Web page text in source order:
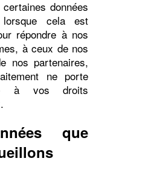
données
lorsque cela est
répondre à nos
à ceux de nos
nos partenaires,
ne porte
à vos droits
que